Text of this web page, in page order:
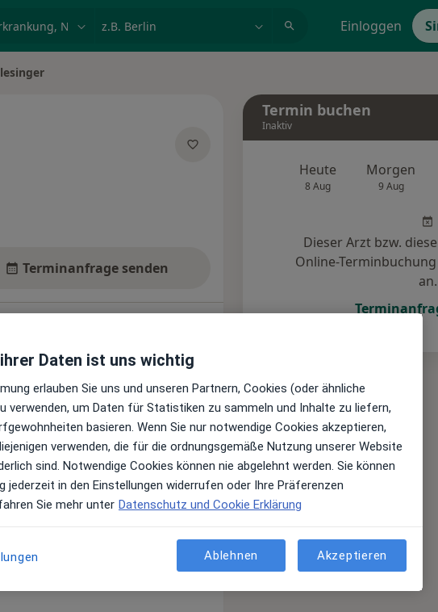
Einloggen
Terminanfrage senden
Wissen mit
einschließlich energetischer
umfassend und
Termin buchen
Inaktiv
Heute
8 Aug
Morgen
9 Aug
Dieser Arzt bzw.
Online-
an.
Daten ist uns wichtig
erlauben Sie uns und unseren Partnern, Cookies (oder ähnliche
verwenden, um Daten für Statistiken zu sammeln und Inhalte zu liefern,
basieren. Wenn Sie nur notwendige Cookies akzeptieren,
verwenden, die für die ordnungsgemäße Nutzung unserer Website
sind. Notwendige Cookies können nie abgelehnt werden. Sie können
jederzeit in den Einstellungen widerrufen oder Ihre Präferenzen
Sie mehr unter Datenschutz und Cookie Erklärung
Ablehnen Akzeptieren